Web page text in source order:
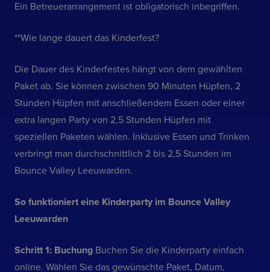
Ein Betreuerarrangement ist obligatorisch inbegriffen.
**Wie lange dauert das Kinderfest?
Die Dauer des Kinderfestes hängt von dem gewählten
Paket ab. Sie können zwischen 90 Minuten Hüpfen, 2
Stunden Hüpfen mit anschließendem Essen oder einer
extra langen Party von 2,5 Stunden Hüpfen mit
speziellen Paketen wählen. Inklusive Essen und Trinken
verbringt man durchschnittlich 2 bis 2,5 Stunden im
Bounce Valley Leeuwarden.
So funktioniert eine Kinderparty im Bounce Valley
Leeuwarden
Schritt 1: Buchung Buchen Sie die Kinderparty einfach
online. Wählen Sie das gewünschte Paket, Datum,